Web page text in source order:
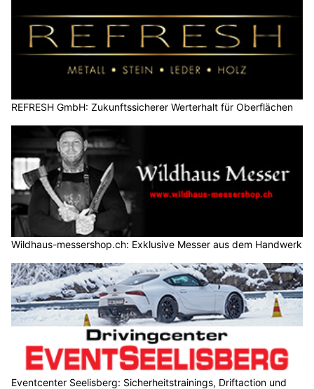
REFRESH GmbH: Zukunftssicherer Werterhalt für Oberflächen
Wildhaus-messershop.ch: Exklusive Messer aus dem Handwerk
Eventcenter Seelisberg: Sicherheitstrainings, Driftaction und